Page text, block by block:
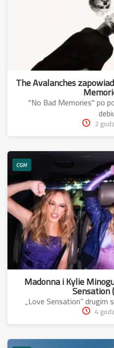
The Avalanches
"No Bad Memories" po
2
CGM
Madonna i Kylie
Sensation
„Love Sensation” drugim
4